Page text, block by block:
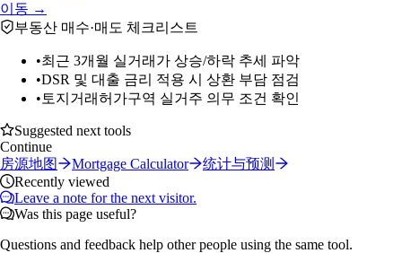
이동 →
부동산 매수·매도 체크리스트
•최근 3개월 실거래가 상승/하락 추세 파악
•DSR 및 대출 금리 적용 시 상환 부담 점검
• 토지거래허가구역 실거주 의무 조건 확인
Suggested next tools
Continue
房源地图
Mortgage Calculator
统计与预测
Recently viewed
Leave a note for the next visitor.
Was this page useful?
Questions and feedback help other people using the same tool.